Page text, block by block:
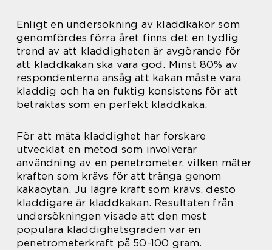
Enligt en undersökning av kladdkakor som
genomfördes förra året finns det en tydlig
trend av att kladdigheten är avgörande för
att kladdkakan ska vara god. Minst 80% av
respondenterna ansåg att kakan måste vara
kladdig och ha en fuktig konsistens för att
betraktas som en perfekt kladdkaka.
För att mäta kladdighet har forskare
utvecklat en metod som involverar
användning av en penetrometer, vilken mäter
kraften som krävs för att tränga genom
kakaoytan. Ju lägre kraft som krävs, desto
kladdigare är kladdkakan. Resultaten från
undersökningen visade att den mest
populära kladdighetsgraden var en
penetrometerkraft på 50-100 gram.